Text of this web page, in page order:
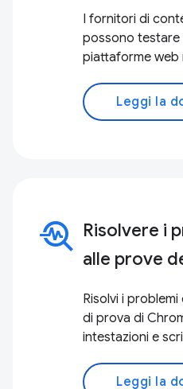
I fornitori di
possono testare
piattaforme web
Leggi la
troubleshoot
Risolvere i
alle prove
Risolvi i
di prova di
intestazioni e
Leggi la